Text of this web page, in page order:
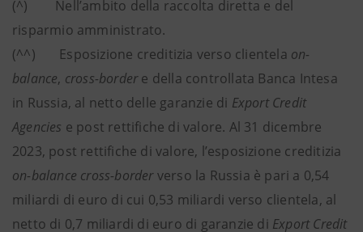
(^) Nell’ambito della raccolta diretta e del
risparmio amministrato.
(^^) Esposizione creditizia verso clientela on-
balance, cross-bordere della controllata Banca Intesa
in Russia, al netto delle garanzie di Export Credit
Agencies e post rettifiche di valore. Al 31 dicembre
2023, post rettifiche di valore, l’esposizione creditizia
on-balance cross-borderverso la Russia è pari a 0,54
miliardi di euro di cui 0,53 miliardi verso clientela, al
netto di 0,7 miliardi di euro di garanzie di Export Credit